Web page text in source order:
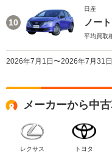
10
日産
ノート
平均買取
2026年7月1日〜2026年7月31
メーカーから中
レクサス トヨタ